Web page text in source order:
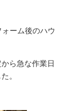
ーム後のハウ
ら急な作業日
。